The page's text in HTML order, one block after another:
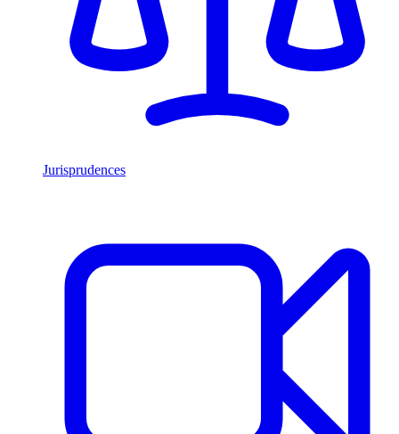
Jurisprudences